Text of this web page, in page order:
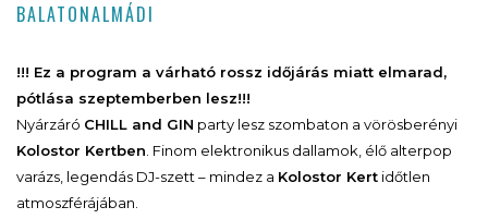
BALATONALMÁDI
!!! Ez a program a várható rossz időjárás miatt elmarad,
pótlása szeptemberben lesz!!!
Nyárzáró CHILL and GIN party lesz szombaton a vörösberényi
Kolostor Kertben. Finom elektronikus dallamok, élő alterpop
varázs, legendás DJ-szett – mindez a Kolostor Kert időtlen
atmoszférájában.